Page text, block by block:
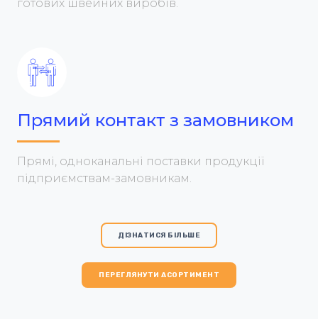
готових швейних виробів.
Прямий контакт з замовником
Прямі, одноканальні поставки продукції
підприємствам-замовникам.
ДІЗНАТИСЯ БІЛЬШЕ
ПЕРЕГЛЯНУТИ АСОРТИМЕНТ